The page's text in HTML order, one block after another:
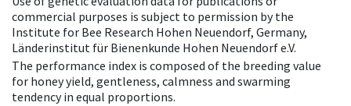
commercial purposes is subject to permission by the
Institute for Bee Research Hohen Neuendorf, Germany,
Länderinstitut für Bienenkunde Hohen Neuendorf e.V.
The performance index is composed of the breeding value
for honey yield, gentleness, calmness and swarming
tendency in equal proportions.